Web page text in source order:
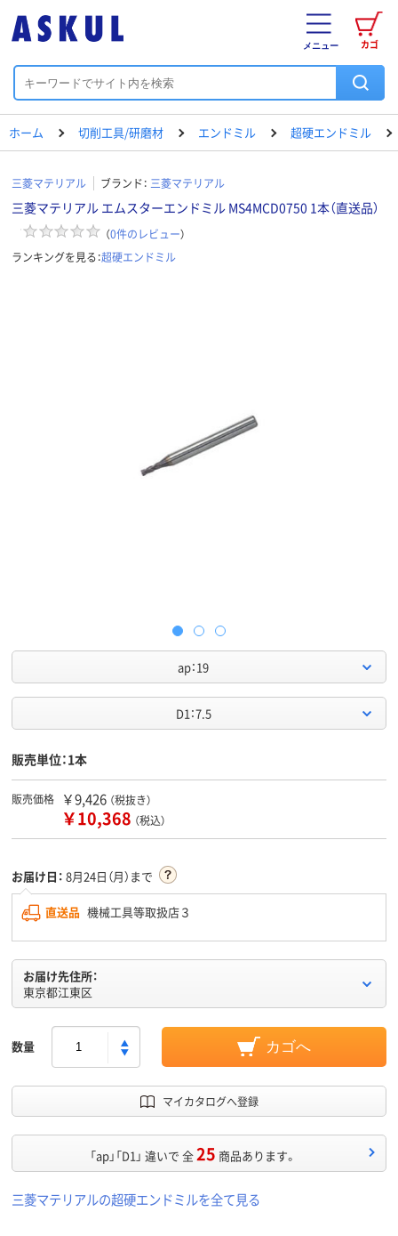
カゴ
メニュー
ホーム 切削工具/研磨材 エンドミル 超硬エンドミル
三菱マテリアル ブランド： 三菱マテリアル
三菱マテリアル エムスターエンドミル MS4MCD0750 1本（直送品）
（0件のレビュー）
ランキングを見る：超硬エンドミル
ap：19
D1：7.5
販売単位：1本
販売価格 ￥9,426 （税抜き）
￥10,368 （税込）
お届け日： 8月24日（月）まで
直送品 機械工具等取扱店３
お届け先住所：
東京都江東区
数量 カゴへ
マイカタログへ登録
「ap」「D1」 違いで 全25 商品あります。
三菱マテリアルの超硬エンドミルを全て見る